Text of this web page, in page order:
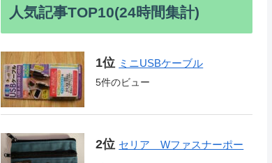
人気記事TOP10(24時間集計)
ミニUSBケーブル
5件のビュー
セリア Wファスナーポー